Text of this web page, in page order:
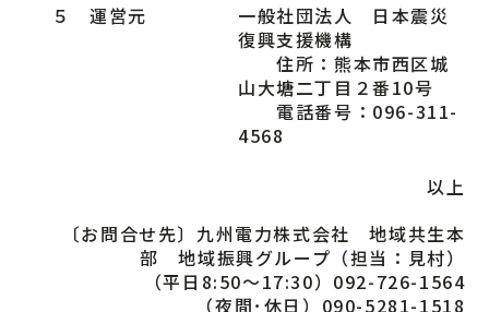
５ 運営元
一般社団法人 日本震災
復興支援機構
住所：熊本市西区城
山大塘二丁目２番10号
電話番号：096-311-
4568
以上
〔お問合せ先〕九州電力株式会社 地域共生本
部 地域振興グループ（担当：見村）
（平日8:50～17:30）092-726-1564
（夜間･休日）090-5281-1518